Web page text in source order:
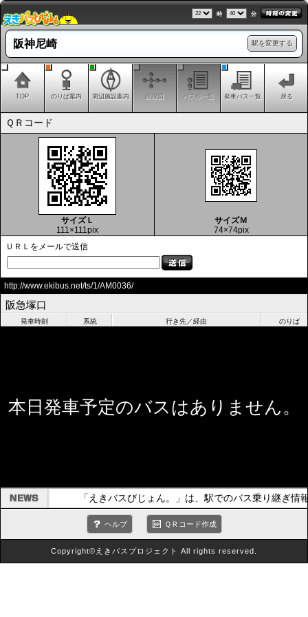
時 分
駅を変更する
阪神尼崎
TOP のりば案内 周辺施設案内 路線図 バス停一覧 発車バス一覧 戻る
ＱＲコード
サイズＬ
111×111pix
サイズＭ
74×74pix
ＵＲＬをメールで送信
http://www.ekibus.net/ts/1/AM0036/
阪急塚口
発車時刻 系統 行き先／経由 のりば
本日発車予定のバスはありません。
「えきバスびじょん。」は、駅でのバス乗り継ぎ
ヘルプ ＱＲコード作成
Copyright©えきバスプロジェクト All rights reserved.